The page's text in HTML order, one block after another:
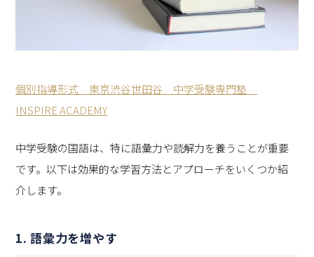
個別指導形式 東京渋谷世田谷 中学受験専門塾
INSPIRE ACADEMY
中学受験の国語は、特に語彙力や読解力を養うことが重要
です。以下は効果的な学習方法とアプローチをいくつか紹
介します。
1. 語彙力を増やす